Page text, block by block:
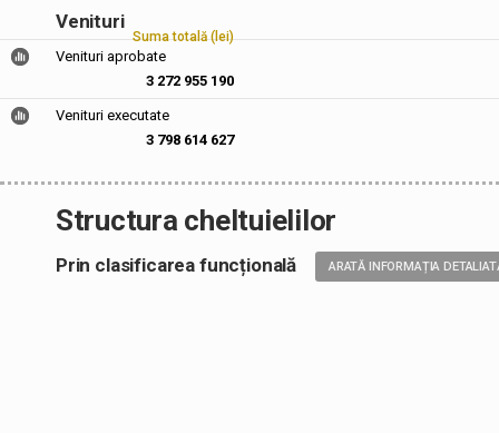
Venituri
Suma totală (lei)
Venituri aprobate
3 272 955 190
Venituri executate
3 798 614 627
Structura cheltuielilor
Prin clasificarea funcțională ARATĂ INFORMAȚIA